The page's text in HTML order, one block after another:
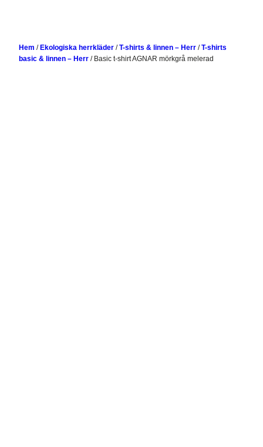
Hem / Ekologiska herrkläder /T-shirts & linnen – Herr /T-shirts
basic & linnen – Herr / Basic t-shirt AGNAR mörkgrå melerad